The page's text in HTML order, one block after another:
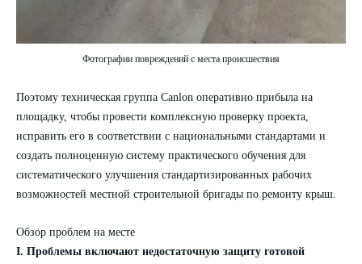
Фотографии повреждений с места происшествия
Поэтому техническая группа Canlon оперативно прибыла на
площадку, чтобы провести комплексную проверку проекта,
исправить его в соответствии с национальными стандартами и
создать полноценную систему практического обучения для
систематического улучшения стандартизированных рабочих
возможностей местной строительной бригады по ремонту крыш.
Обзор проблем на месте
I. Проблемы включают недостаточную защиту готовой